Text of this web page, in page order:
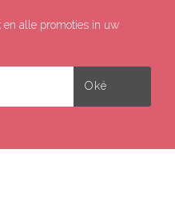
alle promoties in uw